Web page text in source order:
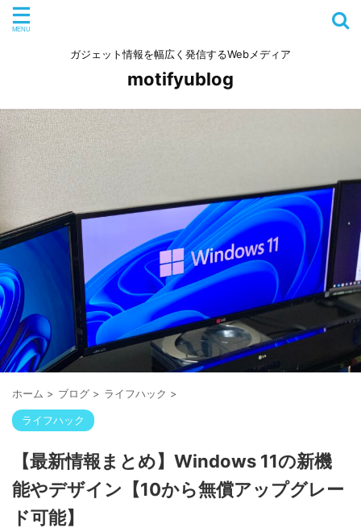
ガジェット情報を幅広く発信するWebメディア
motifyublog
ホーム > ブログ > ライフハック >
ライフハック
【最新情報まとめ】Windows 11の新機
能やデザイン【10から無償アップグレー
ド可能】